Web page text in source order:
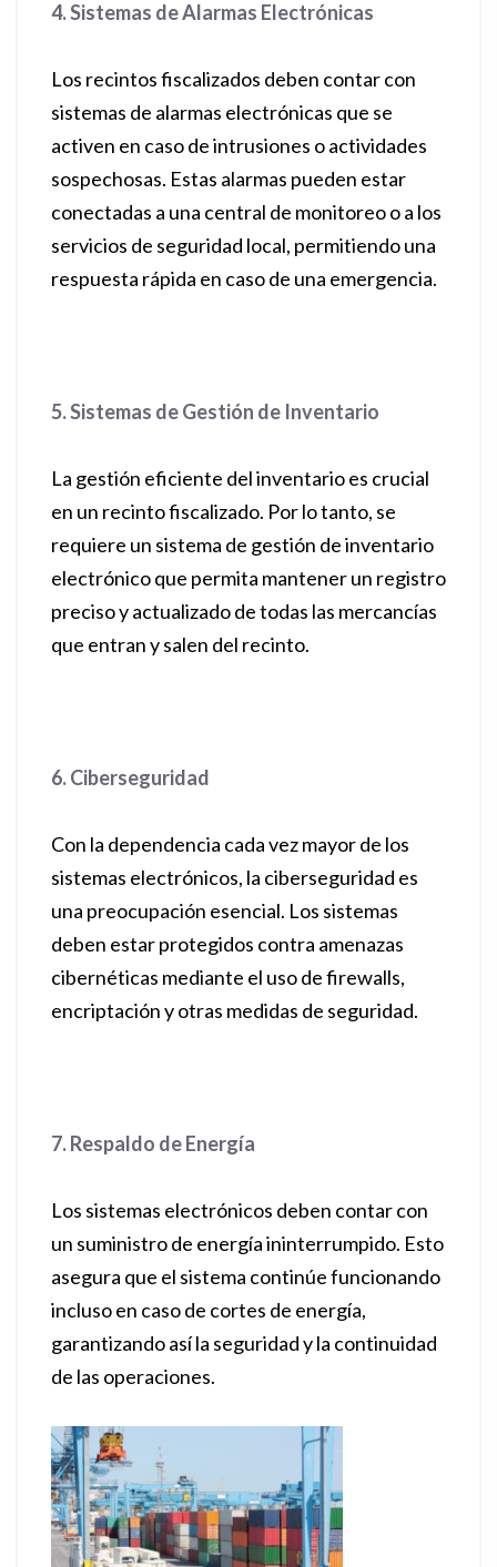
4. Sistemas de Alarmas Electrónicas
Los recintos fiscalizados deben contar con
sistemas de alarmas electrónicas que se
activen en caso de intrusiones o actividades
sospechosas. Estas alarmas pueden estar
conectadas a una central de monitoreo o a los
servicios de seguridad local, permitiendo una
respuesta rápida en caso de una emergencia.
5. Sistemas de Gestión de Inventario
La gestión eficiente del inventario es crucial
en un recinto fiscalizado. Por lo tanto, se
requiere un sistema de gestión de inventario
electrónico que permita mantener un registro
preciso y actualizado de todas las mercancías
que entran y salen del recinto.
6. Ciberseguridad
Con la dependencia cada vez mayor de los
sistemas electrónicos, la ciberseguridad es
una preocupación esencial. Los sistemas
deben estar protegidos contra amenazas
cibernéticas mediante el uso de firewalls,
encriptación y otras medidas de seguridad.
7. Respaldo de Energía
Los sistemas electrónicos deben contar con
un suministro de energía ininterrumpido. Esto
asegura que el sistema continúe funcionando
incluso en caso de cortes de energía,
garantizando así la seguridad y la continuidad
de las operaciones.